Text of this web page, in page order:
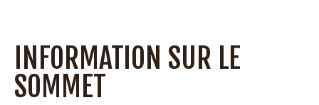
INFORMATION SUR LE
SOMMET